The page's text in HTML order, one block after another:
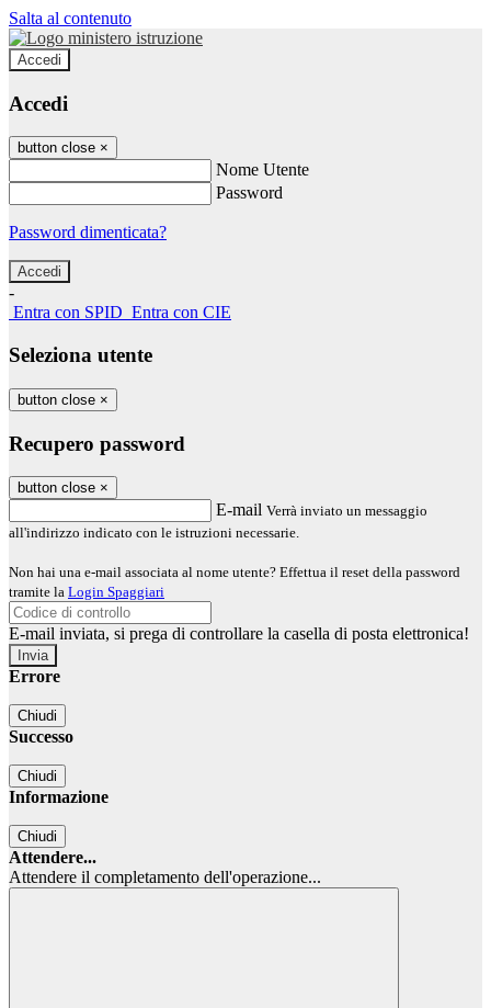
Salta al contenuto
Accedi
Accedi
button close ×
Nome Utente
Password
Password dimenticata?
-
Entra con SPID Entra con CIE
Seleziona utente
button close ×
Recupero password
button close ×
E-mail Verrà inviato un messaggio
all'indirizzo indicato con le istruzioni necessarie.
Non hai una e-mail associata al nome utente? Effettua il reset della password
tramite la Login Spaggiari
E-mail inviata, si prega di controllare la casella di posta elettronica!
Errore
Chiudi
Successo
Chiudi
Informazione
Chiudi
Attendere...
Attendere il completamento dell'operazione...